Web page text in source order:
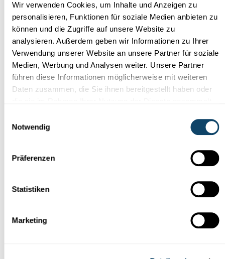
Wir verwenden Cookies, um Inhalte und Anzeigen zu
personalisieren, Funktionen für soziale Medien anbieten zu
können und die Zugriffe auf unsere Website zu
analysieren. Außerdem geben wir Informationen zu Ihrer
Verwendung unserer Website an unsere Partner für soziale
Medien, Werbung und Analysen weiter. Unsere Partner
führen diese Informationen möglicherweise mit weiteren
Daten zusammen, die Sie ihnen bereitgestellt haben oder
Notwendig
Präferenzen
Statistiken
Marketing
REPRÄSENTATIVE FNR-UMFRAGE
Vertrauen der Bevölkerung in die
Wissenschaft weiter gestiegen
Wie bewerten die Luxemburger die Rolle der Wissenschaft in
der
Covid-Pandemie?
Wie hoch ist das Interesse an der
Wissens...
FNR
Wissenschaft in der Gesellschaft